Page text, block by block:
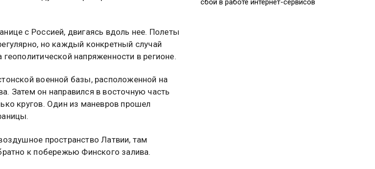
с Россией, двигаясь вдоль нее. Полеты
но каждый конкретный случай
геополитической напряженности в регионе.
военной базы, расположенной на
Затем он направился в восточную часть
кругов. Один из маневров прошел
пространство Латвии, там
к побережью Финского залива.
сбой в работе интернет-сервисов